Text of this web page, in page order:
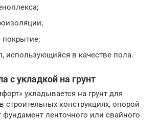
использующийся в качестве пола.
с укладкой на грунт
укладывается на грунт для
строительных конструкциях, опорой
ленточного или свайного